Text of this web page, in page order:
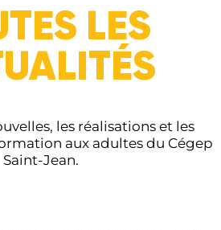
LES
les réalisations et les
aux adultes du Cégep
Saint-Jean.